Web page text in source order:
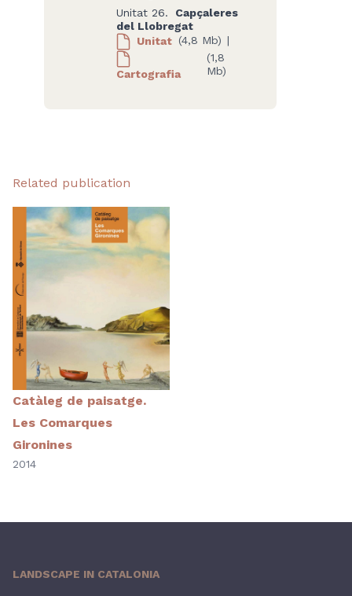
Unitat 26.
Capçaleres
del Llobregat
Unitat (4,8 Mb) |
Cartografia
(1,8
Mb)
Related publication
Catàleg de paisatge.
Les Comarques
Gironines
2014
LANDSCAPE IN CATALONIA